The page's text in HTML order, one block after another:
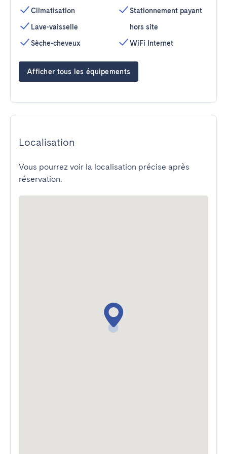
Climatisation
Lave-vaisselle
Sèche-cheveux
Stationnement payant
hors site
WiFi Internet
Afficher tous les équipements
Localisation
Vous pourrez voir la localisation précise après
réservation.